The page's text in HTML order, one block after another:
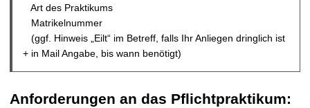
Art des Praktikums
Matrikelnummer
(ggf. Hinweis „Eilt“ im Betreff, falls Ihr Anliegen dringlich ist
+ in Mail Angabe, bis wann benötigt)
Anforderungen an das Pflichtpraktikum: